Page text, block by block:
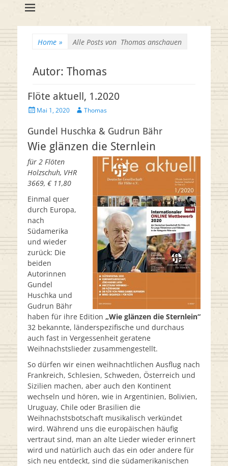
Huschka-Bähr
Suche
nach:
Home » Alle Posts von Thomas anschauen
Autor: Thomas
Flöte aktuell, 1.2020
Veröffentlicht
Mai 1, 2020 AutorThomas
Gundel Huschka & Gudrun Bähr
Wie glänzen die Sternlein
für 2 Flöten
Holzschuh, VHR
3669, € 11,80
Einmal quer
durch Europa,
nach
Südamerika
und wieder
zurück: Die
beiden
Autorinnen
Gundel
Huschka und
Gudrun Bähr
haben für ihre Edition „Wie glänzen die Sternlein“
32 bekannte, länderspezifische und durchaus
auch fast in Vergessenheit geratene
Weihnachstslieder zusammengestellt.
So dürfen wir einen weihnachtlichen Ausflug nach
Frankreich, Schlesien, Schweden, Österreich und
Sizilien machen, aber auch den Kontinent
wechseln und hören, wie in Argentinien, Bolivien,
Uruguay, Chile oder Brasilien die
Weihnachstsbotschaft musikalisch verkündet
wird. Während uns die europäischen häufig
vertraut sind, man an alte Lieder wieder erinnert
wird und natürlich auch das ein oder andere für
sich neu entdeckt, sind die südamerikanischen